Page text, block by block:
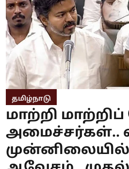
தமிழ்நாடு
மாற்றி மாற்றிப்
அமைச்சர்கள்..
முன்னிலையில்